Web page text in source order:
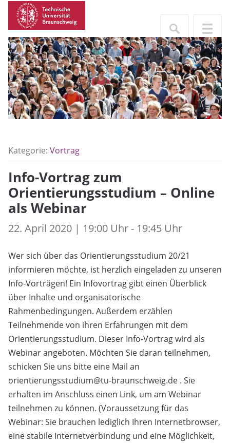
Kategorie: Vortrag
Info-Vortrag zum
Orientierungsstudium – Online
als Webinar
22. April 2020 | 19:00 Uhr - 19:45 Uhr
Wer sich über das Orientierungsstudium 20/21
informieren möchte, ist herzlich eingeladen zu unseren
Info-Vorträgen! Ein Infovortrag gibt einen Überblick
über Inhalte und organisatorische
Rahmenbedingungen. Außerdem erzählen
Teilnehmende von ihren Erfahrungen mit dem
Orientierungsstudium. Dieser Info-Vortrag wird als
Webinar angeboten. Möchten Sie daran teilnehmen,
schicken Sie uns bitte eine Mail an
orientierungsstudium@tu-braunschweig.de . Sie
erhalten im Anschluss einen Link, um am Webinar
teilnehmen zu können. (Voraussetzung für das
Webinar: Sie brauchen lediglich Ihren Internetbrowser,
eine stabile Internetverbindung und eine Möglichkeit,